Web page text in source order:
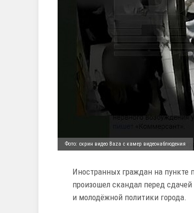
Фото: скрин видео Baza с камер видеонаблюдения
Иностранных граждан на пункте
произошел скандал перед
и молодёжной политики города.